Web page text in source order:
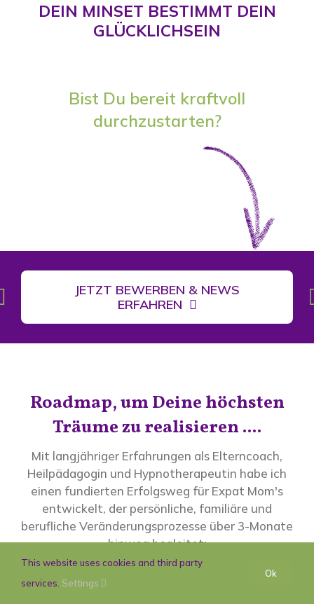
DEIN MINSET BESTIMMT DEIN
GLÜCKLICHSEIN
Bist Du bereit kraftvoll
durchzustarten?
JETZT BEWERBEN & NEWS
ERFAHREN
Roadmap, um Deine höchsten
Träume zu realisieren ....
Mit langjähriger Erfahrungen als Elterncoach,
Heilpädagogin und Hypnotherapeutin habe ich
einen fundierten Erfolgsweg für Expat Mom's
entwickelt, der persönliche, familiäre und
berufliche Veränderungsprozesse über 3-Monate
hinweg begleitet:
This website uses cookies and third party
services. Settings
Ok